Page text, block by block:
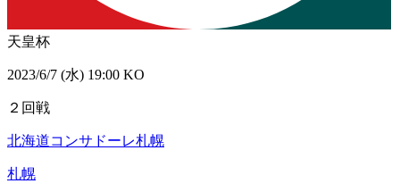
天皇杯
2023/6/7 (水) 19:00 KO
２回戦
北海道コンサドーレ札幌
札幌